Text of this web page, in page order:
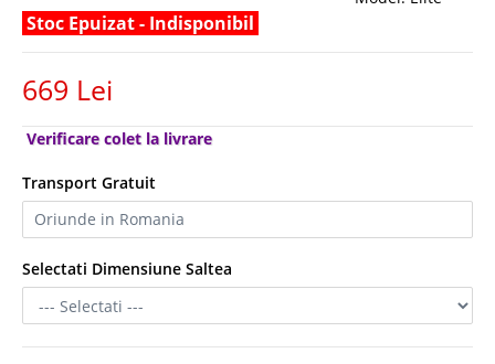
Stoc Epuizat - Indisponibil
669 Lei
Verificare colet la livrare
Transport Gratuit
Selectati Dimensiune Saltea